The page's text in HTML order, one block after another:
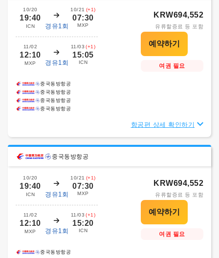
10/20
19:40
ICN 경유1회
10/21 (+1)
07:30
MXP
11/02
12:10
MXP 경유1회
11/03 (+1)
15:05
ICN
KRW694,552
유류할증료 등 포함
여권 필요
중국동방항공
중국동방항공
중국동방항공
중국동방항공
항공편 상세 확인하기
중국동방항공
10/20
19:40
ICN 경유1회
10/21 (+1)
07:30
MXP
11/02
12:10
MXP 경유1회
11/03 (+1)
15:20
ICN
KRW694,552
유류할증료 등 포함
여권 필요
중국동방항공